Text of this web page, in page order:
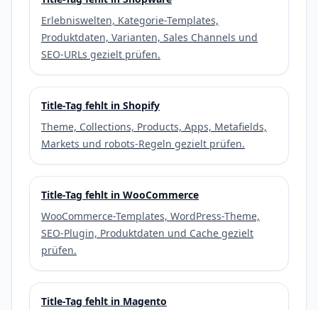
Erlebniswelten, Kategorie-Templates,
Produktdaten, Varianten, Sales Channels und
SEO-URLs gezielt prüfen.
Title-Tag fehlt in Shopify
Theme, Collections, Products, Apps, Metafields,
Markets und robots-Regeln gezielt prüfen.
Title-Tag fehlt in WooCommerce
WooCommerce-Templates, WordPress-Theme,
SEO-Plugin, Produktdaten und Cache gezielt
prüfen.
Title-Tag fehlt in Magento